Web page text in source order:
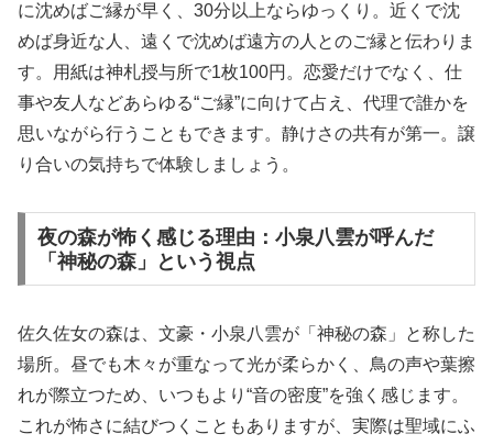
に沈めばご縁が早く、30分以上ならゆっくり。近くで沈
めば身近な人、遠くで沈めば遠方の人とのご縁と伝わりま
す。用紙は神札授与所で1枚100円。恋愛だけでなく、仕
事や友人などあらゆる“ご縁”に向けて占え、代理で誰かを
思いながら行うこともできます。静けさの共有が第一。譲
り合いの気持ちで体験しましょう。
夜の森が怖く感じる理由：小泉八雲が呼んだ
「神秘の森」という視点
佐久佐女の森は、文豪・小泉八雲が「神秘の森」と称した
場所。昼でも木々が重なって光が柔らかく、鳥の声や葉擦
れが際立つため、いつもより“音の密度”を強く感じます。
これが怖さに結びつくこともありますが、実際は聖域にふ